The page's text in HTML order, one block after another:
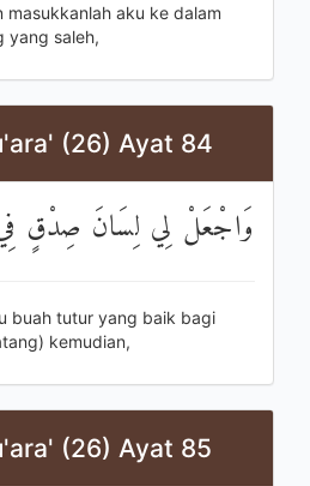
aku ke dalam
yang saleh,
(26) Ayat 84
وَاجْعَلْ لِي لِسَانَ صِدْقٍ
buah tutur yang baik bagi
kemudian,
(26) Ayat 85